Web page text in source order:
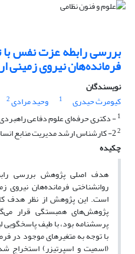
بررسی رابطه عزت نفس با
فرمانده‌هان نیروی زمینی
نویسندگان
کیومرث حیدری
1 وحید مرادی2
1- دکتری حرفه‌ای علوم دفاعی
2
چکیده
هدف اصلی پژوهش بررسی
روانشناختی فرمانده‌هان نیروی
است. این پژوهش از نظر هدف
پژوهش‌های همبستگی قرار
پرسشنامه بود، با طیف
با توجه به متغیرهای موجود در
(اسمیت و اسپرتیزر) استخراج